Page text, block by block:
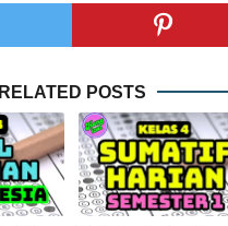
RELATED POSTS